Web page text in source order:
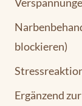
blockieren)
Ergänzend